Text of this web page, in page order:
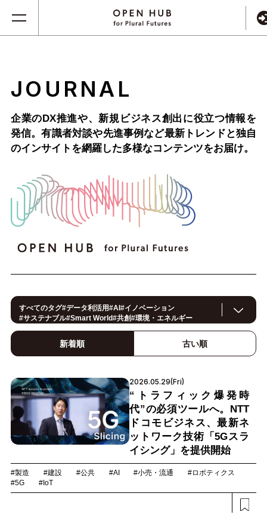
JOURNAL
企業のDX推進や、新規ビジネス創出に役立つ情報を
発信。有識者対談や先進事例など最新トレンドと独自
のインサイトを網羅した多様なコンテンツをお届け。
すべてのタグ#データ利活用#AI#イノベーション
#サステナブル#Smart World#共創#環境・エネルギー
#IoT
#スマートシティ#事例#働き方改革#セキュリティ
CX/顧客体験#OPEN HUB
ロボティクス
#デジタルツイン カーボンニュートラル
新着順 古い順
2026.05.29(Fri)
“トラフィック爆発時
代”の必須ツールへ。NTT
ドコモビジネス、最新ネ
ットワーク技術「5Gスラ
イシング」を提供開始
#製造 #建設 #公共 #AI #小売・流通
#ロボティクス
#5G
#IoT